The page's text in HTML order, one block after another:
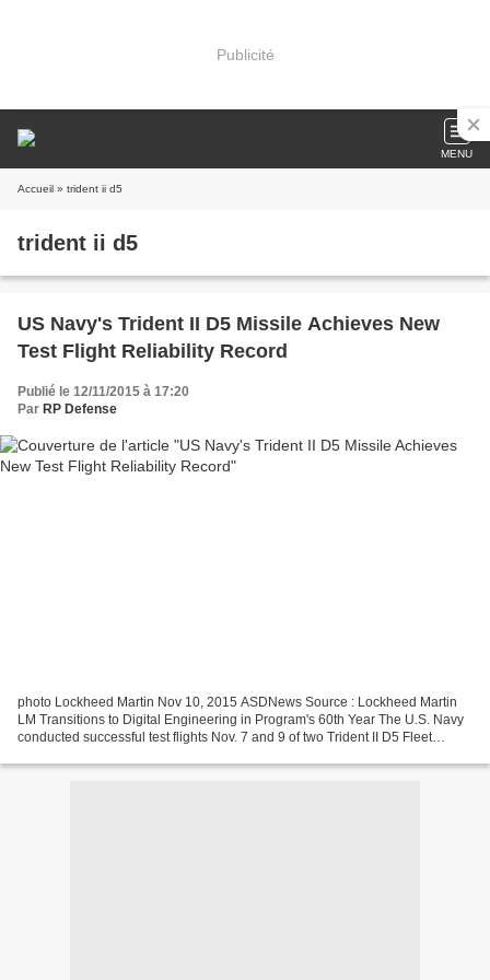
Publicité
MENU
Accueil » trident ii d5
trident ii d5
US Navy's Trident II D5 Missile Achieves New
Test Flight Reliability Record
Publié le 12/11/2015 à 17:20
Par RP Defense
photo Lockheed Martin Nov 10, 2015 ASDNews Source : Lockheed Martin
LM Transitions to Digital Engineering in Program's 60th Year The U.S. Navy
conducted successful test flights Nov. 7 and 9 of two Trident II D5 Fleet